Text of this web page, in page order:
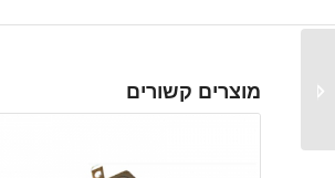
מוצרים קשורים
תרמיים לקליטת רגשים